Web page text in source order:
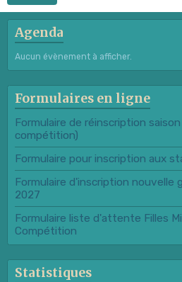
Agenda
Aucun évènement à afficher.
Formulaires en ligne
Formulaire de réinscription
compétition)
Formulaire pour inscription aux
Formulaire d'inscription nouvelle
2027
Formulaire liste d'attente Filles
Compétition
Statistiques